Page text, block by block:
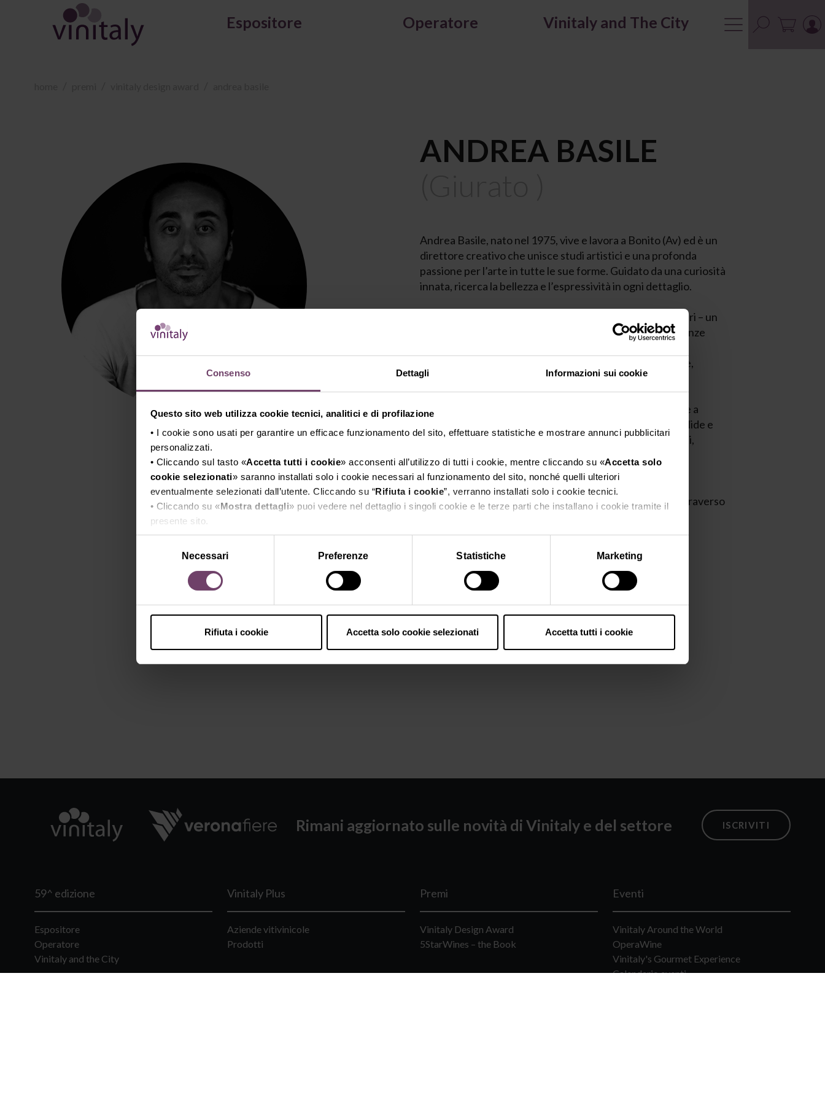
Consenso Dettagli Informazioni sui cookie
Questo sito web utilizza cookie tecnici, analitici e di profilazione
• I cookie sono usati per garantire un efficace funzionamento del sito, effettuare statistiche e mostrare annunci pubblicitari
personalizzati.
• Cliccando sul tasto «Accetta tutti i cookie» acconsenti all’utilizzo di tutti i cookie, mentre cliccando su «Accetta solo
cookie selezionati» saranno installati solo i cookie necessari al funzionamento del sito, nonché quelli ulteriori
eventualmente selezionati dall’utente. Cliccando su “Rifiuta i cookie”, verranno installati solo i cookie tecnici.
• Cliccando su «Mostra dettagli» puoi vedere nel dettaglio i singoli cookie e le terze parti che installano i cookie tramite il
presente sito.
•Clicca quiper visualizzare l'informativa sulla privacy.
Necessari Preferenze Statistiche Marketing
Rifiuta i cookie Accetta solo cookie selezionati Accetta tutti i cookie
Espositore Operatore Vinitaly and The City
ANDREA BASILE
Andrea Basile, nato nel 1975, vive e lavora a Bonito (Av) ed è un
direttore creativo che unisce studi artistici e una profonda
passione per l’arte in tutte le sue forme. Guidato da una curiosità
innata, ricerca la bellezza e l’espressività in ogni dettaglio.
La sua visione affonda le radici negli insegnamenti familiari – un
nonno ebanista e un padre restauratore – e nelle esperienze
permesso di trasformare una passione in una professione,
specializzandosi in branding e packaging.
Con un approccio sempre personalizzato, aiuta le aziende a
distinguersi dalla concorrenza, creando identità visive solide e
durature. La narrazione è spesso il cuore dei suoi progetti,
autentiche.
Il suo obiettivo è chiaro: diffondere bellezza e cultura attraverso
Rimani aggiornato sulle novità di Vinitaly e del settore ISCRIVITI
59^ edizione
Espositore
Operatore
Vinitaly and the City
Vinitaly Plus
Aziende vitivinicole
Prodotti
Premi
Vinitaly Design Award
5StarWines – the Book
Eventi
Vinitaly Around the World
OperaWine
Vinitaly's Gourmet Experience
Calendario eventi